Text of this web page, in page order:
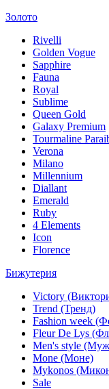
Золото
Rivelli
Golden Vogue
Sapphire
Fauna
Royal
Sublime
Queen Gold
Galaxy Premium
Tourmaline
Verona
Milano
Millennium
Diallant
Emerald
Ruby
4 Elements
Icon
Florence
Бижутерия
Victory
Trend (Тренд)
Fashion week
Fleur De Lys
Men's style
Mone (Моне)
Mykonos
Sale